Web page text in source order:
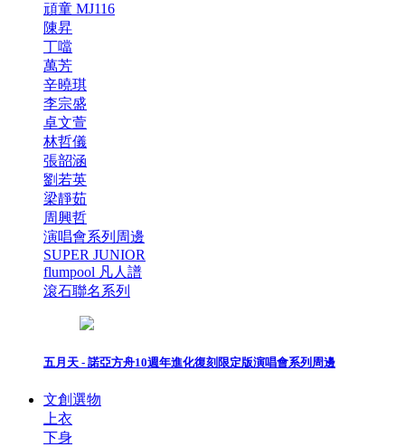
頑童 MJ116
陳昇
丁噹
萬芳
辛曉琪
李宗盛
卓文萱
林哲儀
張韶涵
劉若英
梁靜茹
周興哲
演唱會系列周邊
SUPER JUNIOR
flumpool 凡人譜
滾石聯名系列
五月天 - 諾亞方舟10週年進化復刻限定版演唱會系列周邊
文創選物
上衣
下身